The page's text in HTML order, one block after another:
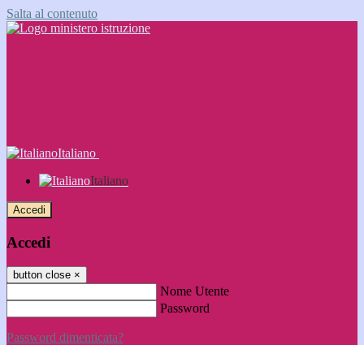
Salta al contenuto
Italiano
Italiano
Accedi
Accedi
button close ×
Nome Utente
Password
Password dimenticata?